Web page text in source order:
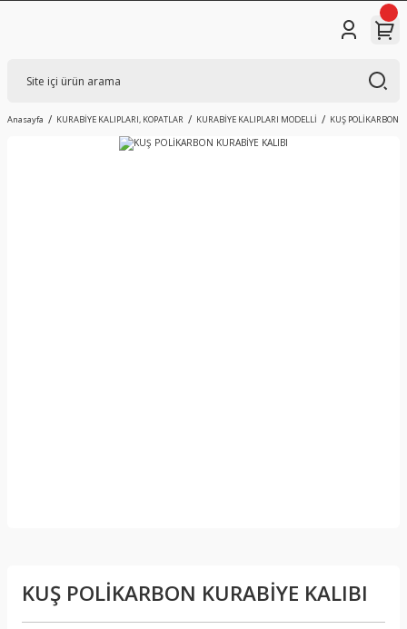
Anasayfa KURABİYE KALIPLARI, KOPATLAR KURABİYE KALIPLARI MODELLİ KUŞ POLİKARBON
KUŞ POLİKARBON KURABİYE KALIBI